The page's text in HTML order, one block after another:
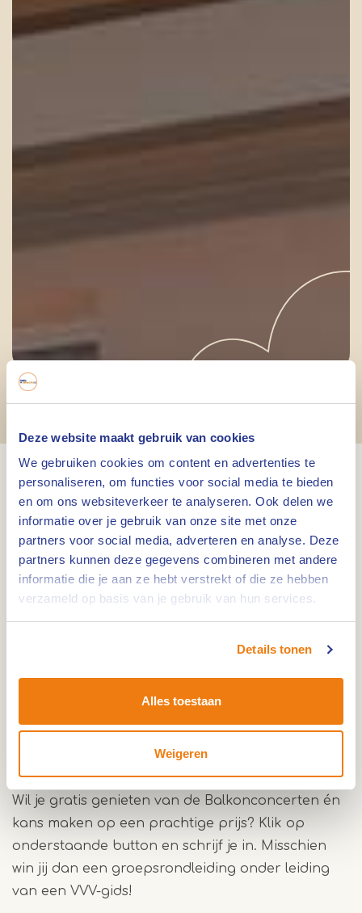
Deze website maakt gebruik van cookies
We gebruiken cookies om content en advertenties te
personaliseren, om functies voor social media te bieden
en om ons websiteverkeer te analyseren. Ook delen we
informatie over je gebruik van onze site met onze
partners voor social media, adverteren en analyse. Deze
partners kunnen deze gegevens combineren met andere
informatie die je aan ze hebt verstrekt of die ze hebben
verzameld op basis van je gebruik van hun services.
Details tonen
Alles toestaan
Weigeren
Balkonconcerten
Roermond
Op zondag 21 juni 2026 klinken de
Balkonconcerten voor de 15e keer door de
binnenstad van Roermond. Op Vaderdag wandel
je onder leiding van VVV-stadsgidsen langs
aangeklede balkons en bijzondere plekken, waar
solisten en ensembles uit Roermond en omgeving
Stad. De gidsen vertellen op iedere locatie meer
over de achtergrond van de plek en de koppeling
met dit jaarthema. Deelname is gratis, aanmelden
is wenselijk.
Wil je gratis genieten van de Balkonconcerten én
kans maken op een prachtige prijs? Klik op
onderstaande button en schrijf je in. Misschien
win jij dan een groepsrondleiding onder leiding
van een VVV-gids!